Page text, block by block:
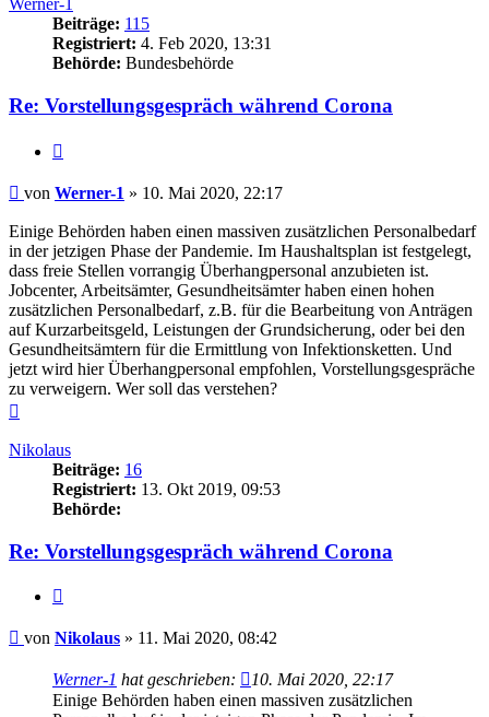
Werner-1
Beiträge: 115
Registriert: 4. Feb 2020, 13:31
Behörde: Bundesbehörde
Re: Vorstellungsgespräch während Corona
Beitrag
von Werner-1 » 10. Mai 2020, 22:17
Einige Behörden haben einen massiven zusätzlichen Personalbedarf
in der jetzigen Phase der Pandemie. Im Haushaltsplan ist festgelegt,
dass freie Stellen vorrangig Überhangpersonal anzubieten ist.
Jobcenter, Arbeitsämter, Gesundheitsämter haben einen hohen
zusätzlichen Personalbedarf, z.B. für die Bearbeitung von Anträgen
auf Kurzarbeitsgeld, Leistungen der Grundsicherung, oder bei den
Gesundheitsämtern für die Ermittlung von Infektionsketten. Und
jetzt wird hier Überhangpersonal empfohlen, Vorstellungsgespräche
zu verweigern. Wer soll das verstehen?
Nikolaus
Beiträge: 16
Registriert: 13. Okt 2019, 09:53
Behörde:
Re: Vorstellungsgespräch während Corona
Beitrag
von Nikolaus » 11. Mai 2020, 08:42
Werner-1 hat geschrieben:
10. Mai 2020, 22:17
Einige Behörden haben einen massiven zusätzlichen